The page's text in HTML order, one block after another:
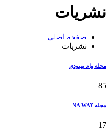
نشریات
صفحه اصلی
نشریات
مجله پیام بهبودی
85
مجله NA WAY
17